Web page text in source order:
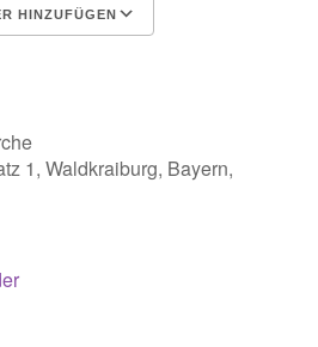
HINZUFÜGEN
1, Waldkraiburg, Bayern,